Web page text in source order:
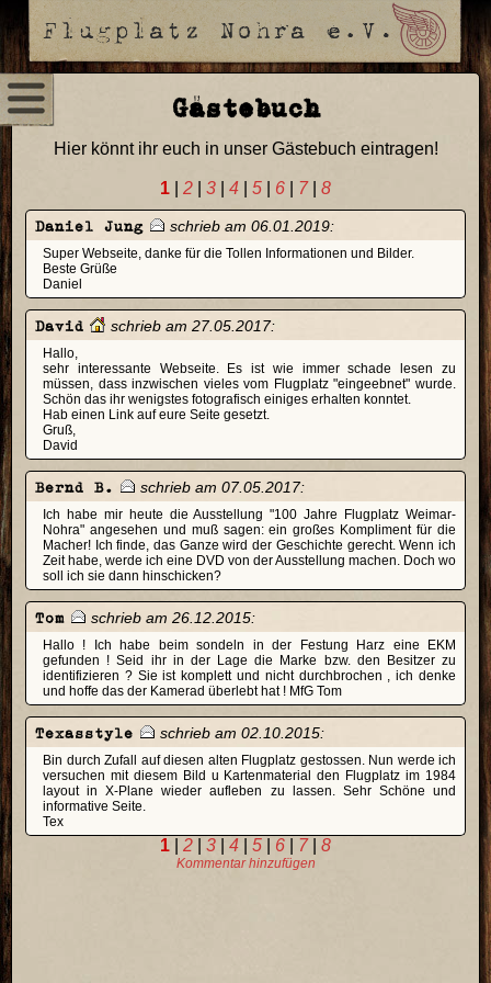
Gästebuch
Hier könnt ihr euch in unser Gästebuch eintragen!
1 2 3 4 5 6 7| 8
Daniel Jung schrieb am 06.01.2019:
Super Webseite, danke für die Tollen Informationen und Bilder.
Beste Grüße
Daniel
David schrieb am 27.05.2017:
Hallo,
sehr interessante Webseite. Es ist wie immer schade lesen zu
müssen, dass inzwischen vieles vom Flugplatz "eingeebnet" wurde.
Schön das ihr wenigstes fotografisch einiges erhalten konntet.
Hab einen Link auf eure Seite gesetzt.
Gruß,
David
Bernd B. schrieb am 07.05.2017:
Ich habe mir heute die Ausstellung "100 Jahre Flugplatz Weimar-
Nohra" angesehen und muß sagen: ein großes Kompliment für die
Macher! Ich finde, das Ganze wird der Geschichte gerecht. Wenn ich
Zeit habe, werde ich eine DVD von der Ausstellung machen. Doch wo
soll ich sie dann hinschicken?
Tom schrieb am 26.12.2015:
Hallo ! Ich habe beim sondeln in der Festung Harz eine EKM
gefunden ! Seid ihr in der Lage die Marke bzw. den Besitzer zu
identifizieren ? Sie ist komplett und nicht durchbrochen , ich denke
und hoffe das der Kamerad überlebt hat ! MfG Tom
Texasstyle schrieb am 02.10.2015:
Bin durch Zufall auf diesen alten Flugplatz gestossen. Nun werde ich
versuchen mit diesem Bild u Kartenmaterial den Flugplatz im 1984
layout in X-Plane wieder aufleben zu lassen. Sehr Schöne und
informative Seite.
Tex
1 2 3 4 5 6 7| 8
Kommentar hinzufügen